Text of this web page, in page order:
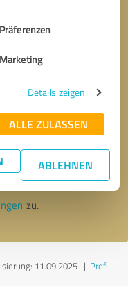
Präferenzen
Marketing
Details zeigen
ALLE ZULASSEN
ABLEHNEN
* Erforderliche Angaben
zu.
11.09.2025| Profil